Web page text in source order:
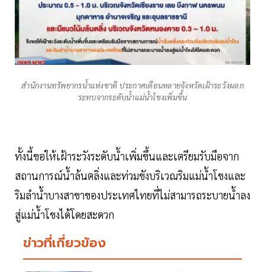
สำนักงานทรัพยากรน้ำแห่งชาติ ประกาศเตือนหลายจังหวัดเฝ้าระวังผลก
ระทบจากระดับน้ำแม่น้ำโขงเพิ่มขึ้น
ทั้งนี้ขอให้เฝ้าระวังระดับน้ำเพิ่มขึ้นและเตรียมรับมือจาก
สถานการณ์น้ำล้นตลิ่งและท่วมขังบริเวณริมแม่น้ำโขงและ
ริมลำน้ำบางสาขาของประเทศไทยที่ไม่สามารถระบายน้ำลง
สู่แม่น้ำโขงได้โดยสะดวก
ข่าวที่เกี่ยวข้อง